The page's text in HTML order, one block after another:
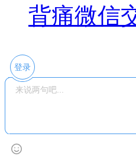
背痛微信
登录